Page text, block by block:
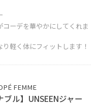
は【友達追加】をタッ
コーデを華やかにしてくれま
り軽く体にフィットします！
FEMME
ブル】UNSEENジャー